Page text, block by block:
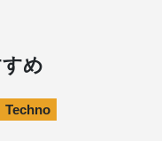
め
Techno